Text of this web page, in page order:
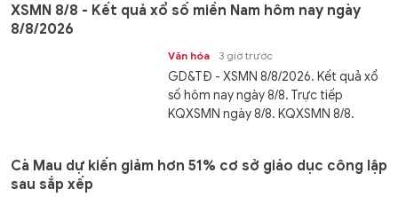
XSMN 8/8 - Kết quả xổ số miền Nam hôm nay ngày
8/8/2026
Văn hóa 3 giờ trước
GD&TĐ - XSMN 8/8/2026. Kết quả xổ
số hôm nay ngày 8/8. Trực tiếp
KQXSMN ngày 8/8. KQXSMN 8/8.
Cà Mau dự kiến giảm hơn 51% cơ sở giáo dục công lập
sau sắp xếp